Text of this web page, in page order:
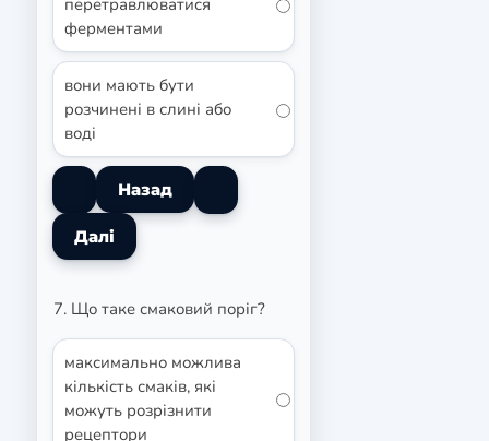
перетравлюватися
ферментами
вони мають бути
розчинені в слині або
воді
7. Що таке смаковий поріг?
максимально можлива
кількість смаків, які
можуть розрізнити
рецептори